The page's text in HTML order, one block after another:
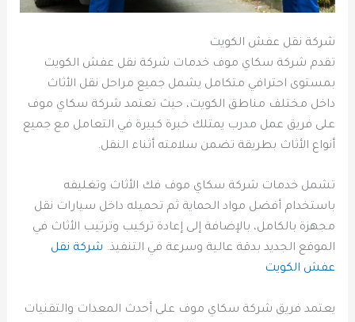
شركة نقل عفش الكويت
تقدم شركة سكاي موف خدمات شركة نقل عفش الكويت
بمستوى احترافي متكامل يشمل جميع مراحل نقل الأثاث
داخل مختلف مناطق الكويت، حيث تعتمد شركة سكاي موف
على فريق عمل مدرب يمتلك خبرة كبيرة في التعامل مع جميع
أنواع الأثاث بطريقة تضمن سلامته أثناء النقل.
تشمل خدمات شركة سكاي موف فك الأثاث وتغليفه
باستخدام أفضل مواد الحماية ثم تحميله داخل سيارات نقل
مجهزة بالكامل، بالإضافة إلى إعادة تركيب وترتيب الأثاث في
الموقع الجديد بدقة عالية وسرعة في التنفيذ. شركة نقل
عفش الكويت
يعتمد فريق شركة سكاي موف على أحدث المعدات والتقنيات